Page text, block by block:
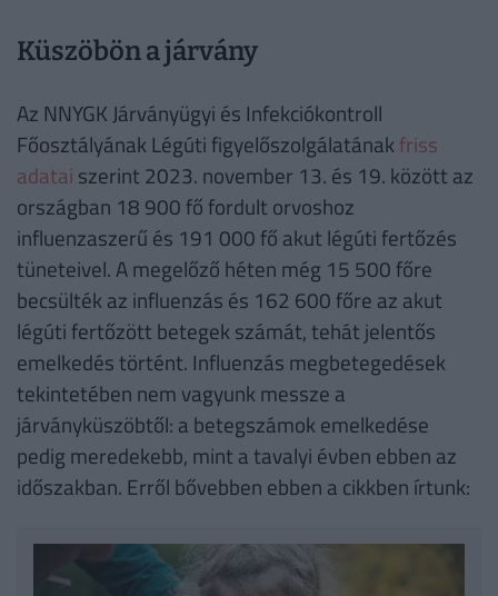
Küszöbön a járvány
Az NNYGK Járványügyi és Infekciókontroll
Főosztályának Légúti figyelőszolgálatánakfriss
adatai szerint 2023. november 13. és 19. között az
országban 18 900 fő fordult orvoshoz
influenzaszerű és 191 000 fő akut légúti fertőzés
tüneteivel. A megelőző héten még 15 500 főre
becsülték az influenzás és 162 600 főre az akut
légúti fertőzött betegek számát, tehát jelentős
emelkedés történt. Influenzás megbetegedések
tekintetében nem vagyunk messze a
járványküszöbtől: a betegszámok emelkedése
pedig meredekebb, mint a tavalyi évben ebben az
időszakban. Erről bővebben ebben a cikkben írtunk: